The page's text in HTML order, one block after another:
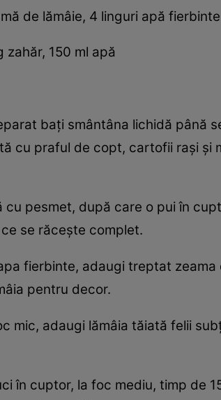
de lămâie, 4 linguri apă fierbinte
zahăr, 150 ml apă
baţi smântâna lichidă până
cu praful de copt, cartofii raşi şi
pesmet, după care o pui în
se răceşte complet.
fierbinte, adaugi treptat zeama
pentru decor.
mic, adaugi lămâia tăiată felii
în cuptor, la foc mediu, timp de